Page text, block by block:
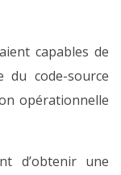
capables de
du code-source
opérationnelle
d’obtenir une